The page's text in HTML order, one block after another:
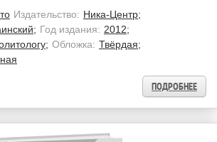
Издательство: Ника-Центр;
Год издания: 2012;
Обложка: Твёрдая;
ПОДРОБНЕЕ